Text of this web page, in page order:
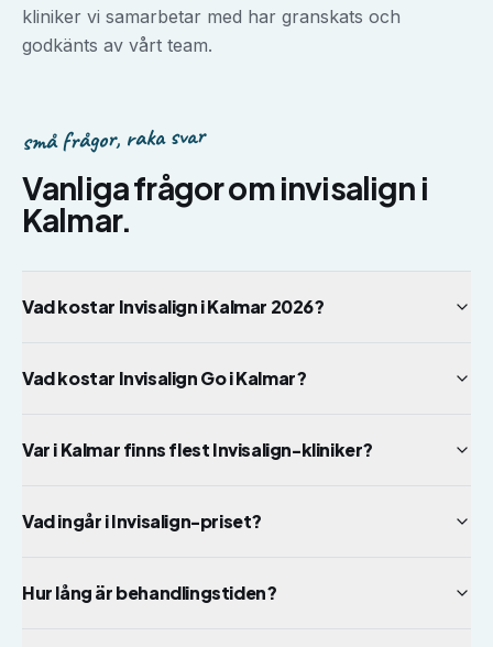
kliniker vi samarbetar med har granskats och
godkänts av vårt team.
små frågor, raka svar
Vanliga frågor ominvisalign i
Kalmar.
Vad kostar Invisalign i Kalmar 2026?
Vad kostar Invisalign Go i Kalmar?
Var i Kalmar finns flest Invisalign-kliniker?
Vad ingår i Invisalign-priset?
Hur lång är behandlingstiden?